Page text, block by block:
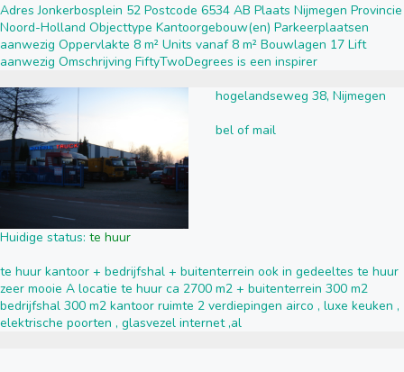
Adres Jonkerbosplein 52 Postcode 6534 AB Plaats Nijmegen Provincie
Noord-Holland Objecttype Kantoorgebouw(en) Parkeerplaatsen
aanwezig Oppervlakte 8 m² Units vanaf 8 m² Bouwlagen 17 Lift
aanwezig Omschrijving FiftyTwoDegrees is een inspirer
hogelandseweg 38, Nijmegen
bel of mail
Huidige status: te huur
te huur kantoor + bedrijfshal + buitenterrein ook in gedeeltes te huur
zeer mooie A locatie te huur ca 2700 m2 + buitenterrein 300 m2
bedrijfshal 300 m2 kantoor ruimte 2 verdiepingen airco , luxe keuken ,
elektrische poorten , glasvezel internet ,al